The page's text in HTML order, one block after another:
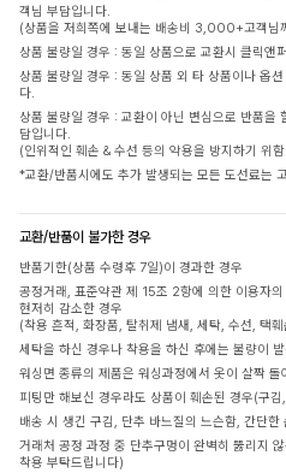
객님 부담입니다.
(상품을 저희쪽에 보내는 배송비 3,000+고객
상품 불량일 경우 : 동일 상품으로 교환시 클릭앤
상품 불량일 경우 : 동일 상품 외 타 상품이나 옵
다.
상품 불량일 경우 : 교환이 아닌 변심으로 반품
담입니다.
(인위적인 훼손 & 수선 등의 악용을 방지하기 위
*교환/반품시에도 추가 발생되는 모든 도선료는
교환/반품이 불가한 경우
반품기한(상품 수령후 7일)이 경과한 경우
공정거래, 표준약관 제 15조 2항에 의한 이용자
현저히 감소한 경우
(착용 흔적, 화장품, 탈취제 냄새, 세탁, 수선, 택
세탁을 하신 경우나 착용을 하신 후에는 불량이
워싱면 종류의 제품은 워싱과정에서 옷이 살짝
피팅만 해보신 경우라도 상품이 훼손된 경우(구
배송 시 생긴 구김, 단추 바느질의 느슨함, 간단
거래처 공정 과정 중 단추구멍이 완벽히 뚫리지
착용 부탁드립니다)